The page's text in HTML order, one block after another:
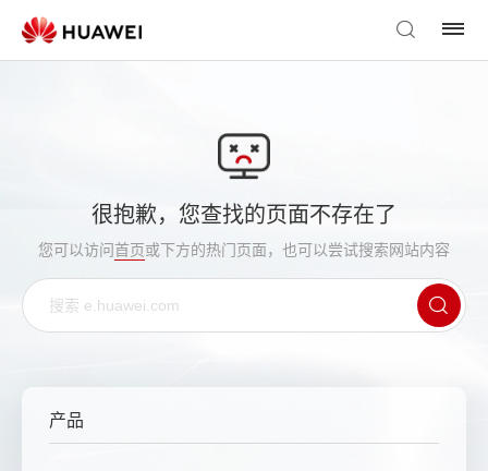
很抱歉，您查找的页面不存在了
您可以访问首页或下方的热门页面，也可以尝试搜索网站内容
产品